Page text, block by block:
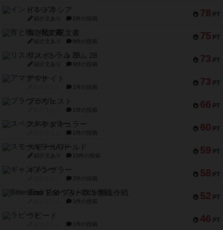
78 PT
インドネシア
紹介文あり 2件の投稿
75 PT
宵と暁の呪文書
紹介文あり 8件の投稿
73 PT
リスボン・トラム 28
紹介文あり 9件の投稿
73 PT
アマナイト
1件の投稿
66 PT
ブラヴェスト
1件の投稿
60 PT
スペクタキュラー
1件の投稿
59 PT
スモールワールド
紹介文あり 13件の投稿
58 PT
ギャンブラー
2件の投稿
52 PT
Bitter End ブタペスト救出作戦
1件の投稿
46 PT
ラピード
1件の投稿